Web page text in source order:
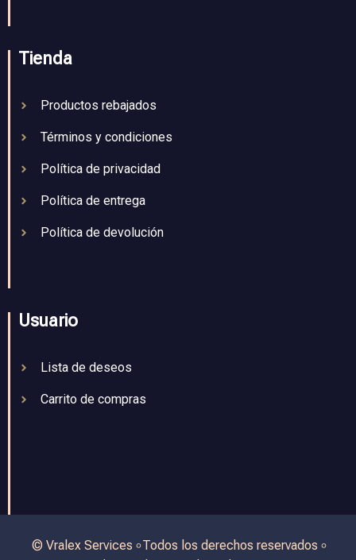
Tienda
Productos rebajados
Términos y condiciones
Política de privacidad
Política de entrega
Política de devolución
Usuario
Lista de deseos
Carrito de compras
© Vralex Services ৹ Todos los derechos reservados ৹